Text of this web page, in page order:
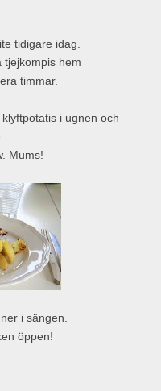
tidigare idag.
tjejkompis hem
timmar.
i ugnen och
Mums!
i sängen.
öppen!